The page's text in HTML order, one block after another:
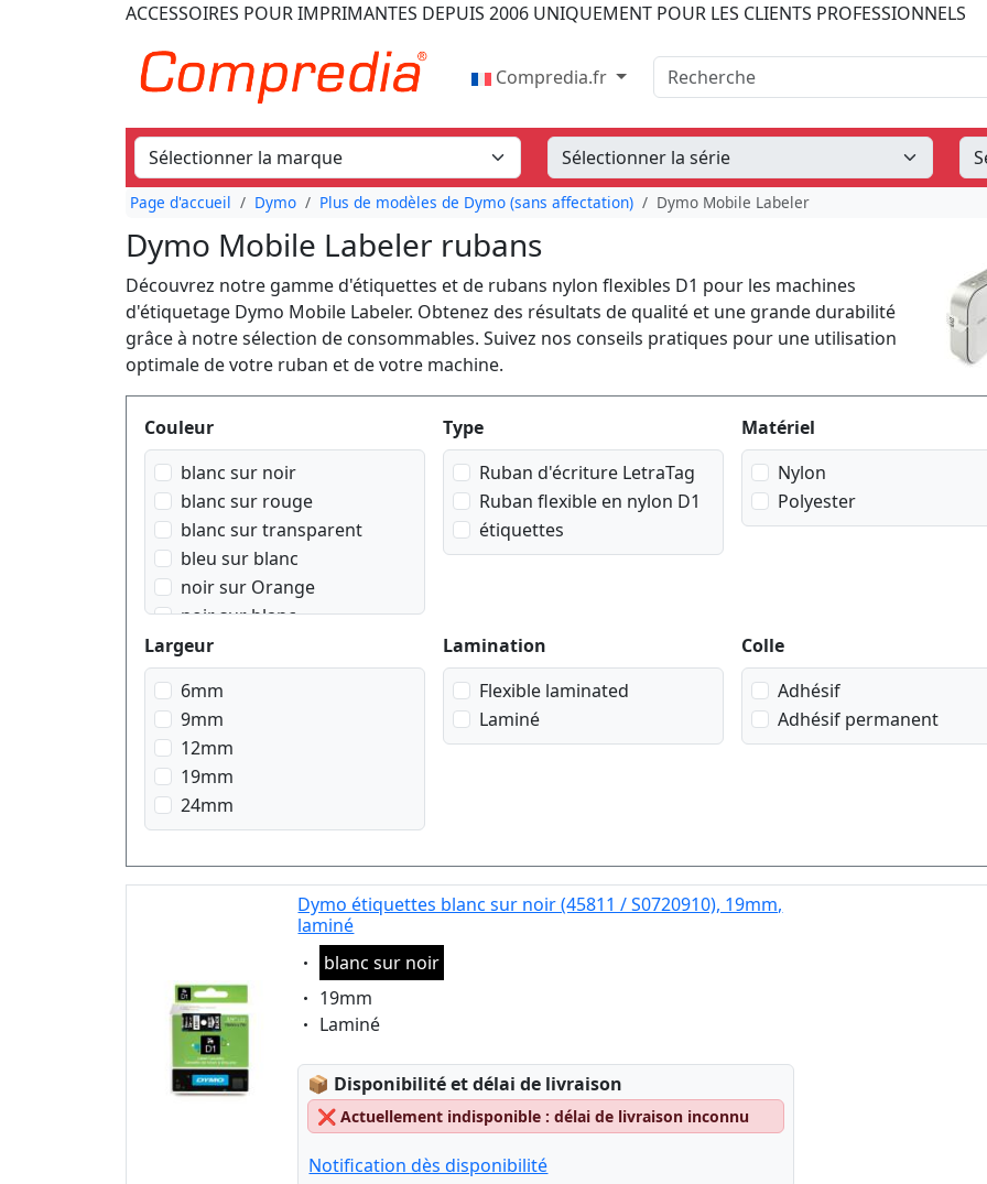
ACCESSOIRES POUR IMPRIMANTES DEPUIS 2006 UNIQUEMENT POUR LES CLIENTS PROFESSIONNELS
Compredia.fr Recherche
Page d'accueil Dymo Plus de modèles de Dymo (sans affectation) Dymo Mobile Labeler
Dymo Mobile Labeler rubans
Découvrez notre gamme d'étiquettes et de rubans nylon flexibles D1 pour les machines
d'étiquetage Dymo Mobile Labeler. Obtenez des résultats de qualité et une grande durabilité
grâce à notre sélection de consommables. Suivez nos conseils pratiques pour une utilisation
optimale de votre ruban et de votre machine.
Produktfilter
Couleur
blanc sur noir
blanc sur rouge
blanc sur transparent
bleu sur blanc
noir sur Orange
noir sur blanc
noir sur bleu
noir sur jaune
noir sur rouge
noir sur transparent
noir sur vert
rouge sur blanc
Type
Ruban d'écriture LetraTag
Ruban flexible en nylon D1
étiquettes
Matériel
Nylon
Polyester
Largeur
6mm
9mm
12mm
19mm
24mm
Lamination
Flexible laminated
Laminé
Colle
Adhésif
Adhésif permanent
Dymo étiquettes blanc sur noir (45811 / S0720910), 19mm,
laminé
Eigenschaft:
blanc sur noir
Eigenschaft:
19mm
Eigenschaft:
Laminé
📦 Lagerstatus:
Disponibilité et délai de livraison
❌ Actuellement indisponible : délai de livraison inconnu
Notification dès disponibilité